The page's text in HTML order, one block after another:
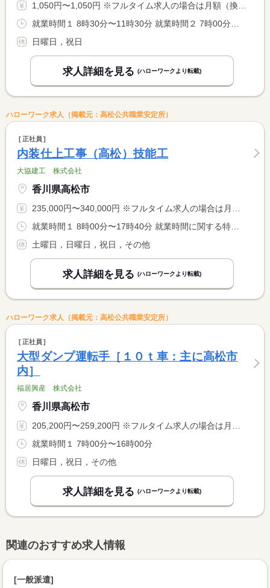
1,050円〜1,050円 ※フルタイム求人の場合は月額（換算額）、パート求人の場合は時間額を表示しています。
日曜日，祝日
求人詳細を見る (ハローワークより転載)
ハローワーク求人（掲載元：高松公共職業安定所）
正社員
内装仕上工事（高松）技能工
大協建工 株式会社
香川県高松市
235,000円〜340,000円 ※フルタイム求人の場合は月額（換算額）、パート求人の場合は時間額を表示しています。
土曜日，日曜日，祝日，その他
求人詳細を見る (ハローワークより転載)
ハローワーク求人（掲載元：高松公共職業安定所）
正社員
大型ダンプ運転手［１０ｔ車：主に高松市
内］
福居興産 株式会社
香川県高松市
205,200円〜259,200円 ※フルタイム求人の場合は月額（換算額）、パート求人の場合は時間額を表示しています。
就業時間１ 7時00分〜16時00分
日曜日，祝日，その他
求人詳細を見る (ハローワークより転載)
関連のおすすめ求人情報
[一般派遣]